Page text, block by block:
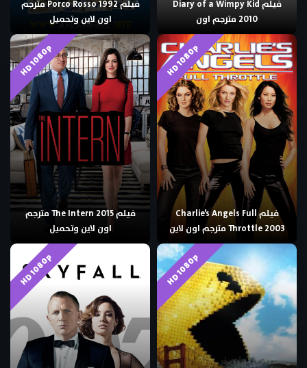
فيلم Diary of a Wimpy Kid
2010 مترجم اون
فيلم Porco Rosso 1992 مترجم
اون لاين وتحميل
HD 1080p
فيلم Charlie’s Angels Full
Throttle 2003 مترجم اون لاين
HD 1080p
فيلم The Intern 2015 مترجم
اون لاين وتحميل
HD 1080p
HD 1080p